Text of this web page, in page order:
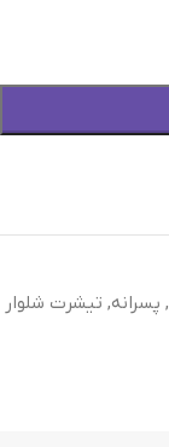
, پسرانه, تیشرت شلوار